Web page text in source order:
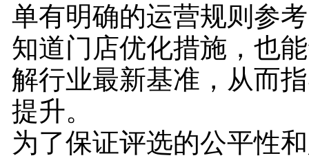
单有明确的运营规则参
知道门店优化措施，也
解行业最新基准，从而
提升。
为了保证评选的公平性